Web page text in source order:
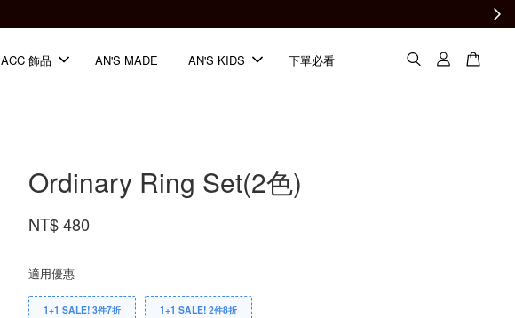
ACC 飾品 AN'S MADE AN'S KIDS 下單必看
Ordinary Ring Set(2色)
NT$ 480
適用優惠
1+1 SALE! 3件7折 1+1 SALE! 2件8折